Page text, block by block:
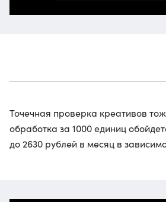
Точечная проверка креативов
обработка за 1000 единиц
до 2630 рублей в месяц в